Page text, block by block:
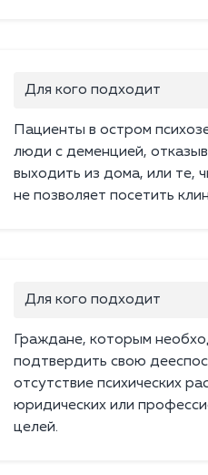
Для кого подходит
Пациенты в остром
люди с деменцией,
выходить из дома, или те,
не позволяет посетить
Для кого подходит
Граждане, которым
подтвердить свою
отсутствие психических
юридических или
целей.